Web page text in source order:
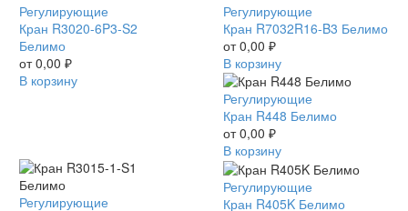
Кран
R3020-
6P3-
S2
Белимо
Регулирующие
Кран R3020-6P3-S2
Белимо
от0,00 ₽
В корзину
Кран
R7032R16-
B3
Белимо
Регулирующие
Кран R7032R16-B3 Белимо
от0,00 ₽
В корзину
Кран
R448
Белимо
Регулирующие
Кран R448 Белимо
от0,00 ₽
В корзину
Кран
Регулирующие
Кран
R405K
Регулирующие
Кран R405K Белимо